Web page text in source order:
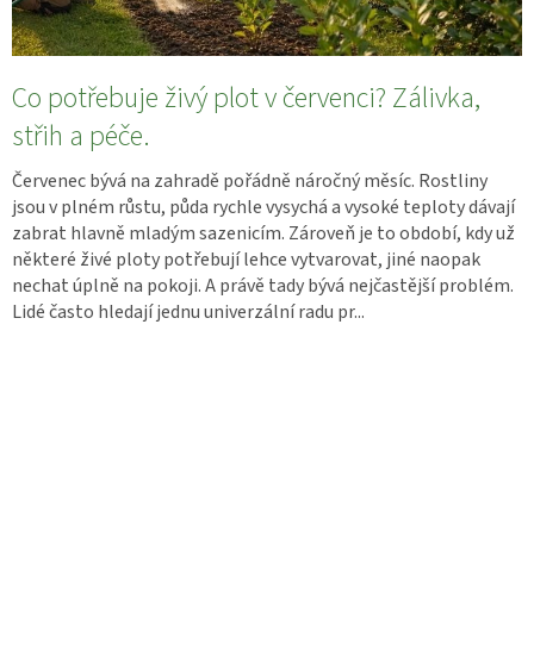
Co potřebuje živý plot v červenci? Zálivka,
střih a péče.
Červenec bývá na zahradě pořádně náročný měsíc. Rostliny
jsou v plném růstu, půda rychle vysychá a vysoké teploty dávají
zabrat hlavně mladým sazenicím. Zároveň je to období, kdy už
některé živé ploty potřebují lehce vytvarovat, jiné naopak
nechat úplně na pokoji. A právě tady bývá nejčastější problém.
Lidé často hledají jednu univerzální radu pr...